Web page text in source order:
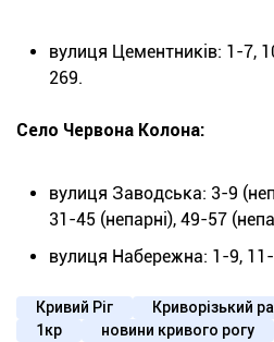
вулиця Цементників: 1-7,
269.
Село Червона Колона:
вулиця Заводська: 3-9
31-45 (непарні), 49-57
вулиця Набережна: 1-9,
Кривий Ріг Криворізький
1кр
новини кривого рогу